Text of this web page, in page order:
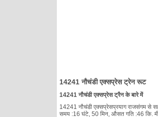
14241 नौचंडी एक्सप्रेस ट्रेन रूट
14241 नौचंडी एक्सप्रेस ट्रैन के बारे में
14241 नौचंडी एक्सप्रेसप्रयाग राजसंगम से
समय :16 घंटे, 50 मिन, औसत गति :46 कि.